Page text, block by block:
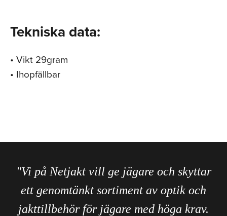
Tekniska data:
• Vikt 29gram
• Ihopfällbar
"Vi på Netjakt vill ge jägare och skyttar
ett genomtänkt sortiment av optik och
jakttillbehör för jägare med höga krav.